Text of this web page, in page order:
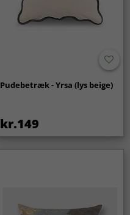
Pudebetræk - Yrsa (lys beige)
kr.149